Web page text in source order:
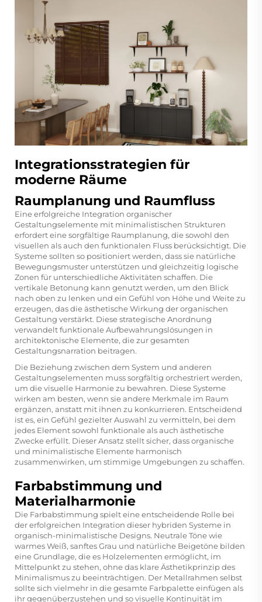
Integrationsstrategien für
moderne Räume
Raumplanung und Raumfluss
Eine erfolgreiche Integration organischer
Gestaltungselemente mit minimalistischen Strukturen
erfordert eine sorgfältige Raumplanung, die sowohl den
visuellen als auch den funktionalen Fluss berücksichtigt. Die
Systeme sollten so positioniert werden, dass sie natürliche
Bewegungsmuster unterstützen und gleichzeitig logische
Zonen für unterschiedliche Aktivitäten schaffen. Die
vertikale Betonung kann genutzt werden, um den Blick
nach oben zu lenken und ein Gefühl von Höhe und Weite zu
erzeugen, das die ästhetische Wirkung der organischen
Gestaltung verstärkt. Diese strategische Anordnung
verwandelt funktionale Aufbewahrungslösungen in
architektonische Elemente, die zur gesamten
Gestaltungsnarration beitragen.
Die Beziehung zwischen dem System und anderen
Gestaltungselementen muss sorgfältig orchestriert werden,
um die visuelle Harmonie zu bewahren. Diese Systeme
wirken am besten, wenn sie andere Merkmale im Raum
ergänzen, anstatt mit ihnen zu konkurrieren. Entscheidend
ist es, ein Gefühl gezielter Auswahl zu vermitteln, bei dem
jedes Element sowohl funktionale als auch ästhetische
Zwecke erfüllt. Dieser Ansatz stellt sicher, dass organische
und minimalistische Elemente harmonisch
zusammenwirken, um stimmige Umgebungen zu schaffen.
Farbabstimmung und
Materialharmonie
Die Farbabstimmung spielt eine entscheidende Rolle bei
der erfolgreichen Integration dieser hybriden Systeme in
organisch-minimalistische Designs. Neutrale Töne wie
warmes Weiß, sanftes Grau und natürliche Beigetöne bilden
eine Grundlage, die es Holzelementen ermöglicht, im
Mittelpunkt zu stehen, ohne das klare Ästhetikprinzip des
Minimalismus zu beeinträchtigen. Der Metallrahmen selbst
sollte sich vielmehr in die gesamte Farbpalette einfügen als
ihr gegenüberzustehen und so visuelle Kontinuität im